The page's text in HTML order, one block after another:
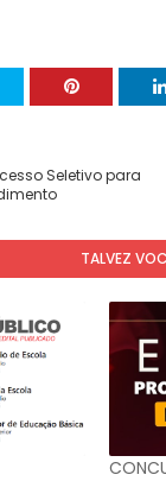
Seletivo para
TALVEZ